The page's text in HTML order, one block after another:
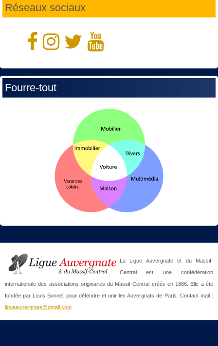
Réseaux sociaux
Fourre-tout
La Ligue Auvergnate et du Massif-
Central est une confédération
internationale des associations originaires du Massif-Central créée en 1886. Elle a été
fondée par Louis Bonnet pour défendre et unir les Auvergnats de Paris. Contact mail :
ligueauvergnate@gmail.com